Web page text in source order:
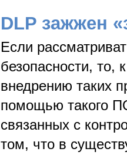
DLP зажжен
Если
безопасности, то,
внедрению таких
помощью такого
связанных с
том, что в